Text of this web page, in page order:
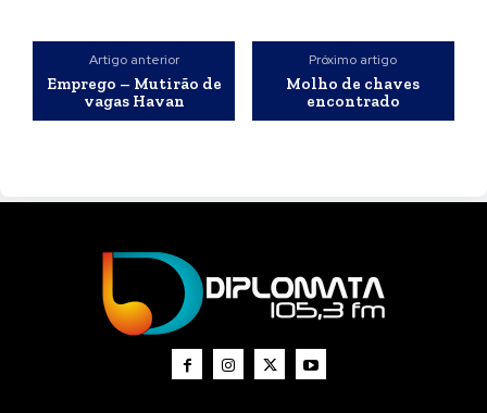
Artigo anterior
Emprego – Mutirão de
vagas Havan
Próximo artigo
Molho de chaves
encontrado